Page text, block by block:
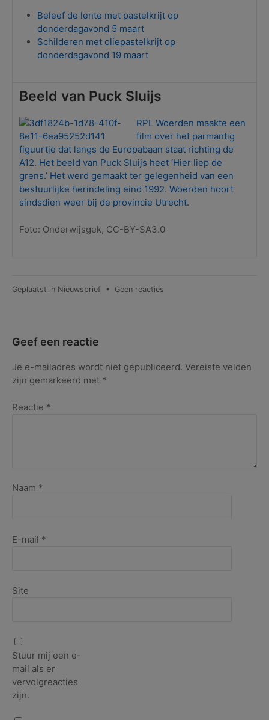
Beleef de lente met pastelkrijt op
donderdagavond 5 maart
Schilderen met oliepastelkrijt op
donderdagavond 19 maart
Beeld van Puck Sluijs
RPL Woerden maakte een
film over het parmantig
figuurtje dat langs de Europabaan staat richting de
A12. Het beeld van Puck Sluijs heet ‘Hier liep de
grens.’ Het werd gemaakt ter gelegenheid van een
bestuurlijke herindeling eind 1992. Woerden hoort
sindsdien weer bij de provincie Utrecht.
Foto: Onderwijsgek, CC-BY-SA3.0
Geplaatst in Nieuwsbrief • Geen reacties
2020
Geef een reactie
Je e-mailadres wordt niet gepubliceerd. Vereiste velden
zijn gemarkeerd met *
Reactie *
Naam *
E-mail *
Site
Stuur mij een e-
mail als er
vervolgreacties
zijn.